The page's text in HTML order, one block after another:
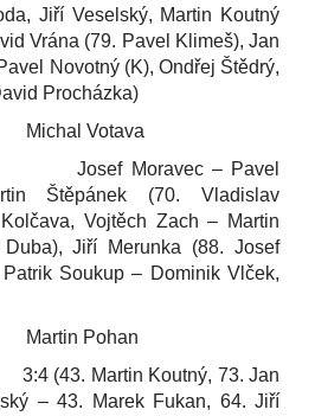
Jiří Veselský, Martin Koutný
Vrána (79. Pavel Klimeš), Jan
Novotný (K), Ondřej Štědrý,
Procházka)
Votava
Moravec – Pavel
Štěpánek (70. Vladislav
Vojtěch Zach – Martin
Jiří Merunka (88. Josef
Soukup – Dominik Vlček,
Pohan
Martin Koutný, 73. Jan
– 43. Marek Fukan, 64. Jiří